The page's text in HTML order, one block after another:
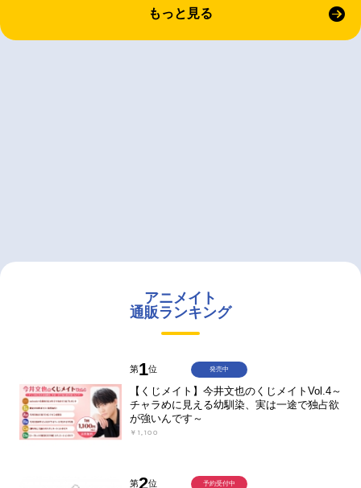
もっと見る
アニメイト
通販ランキング
第1位
【くじメイト】今井文也のくじメイトVol.4～
チャラめに見える幼馴染、実は一途で独占欲
が強いんです～
￥1,100
発売中
第2位 予約受付中